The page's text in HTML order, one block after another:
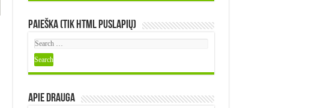
Paieška (tik HTML puslapių)
Apie DRAUGA